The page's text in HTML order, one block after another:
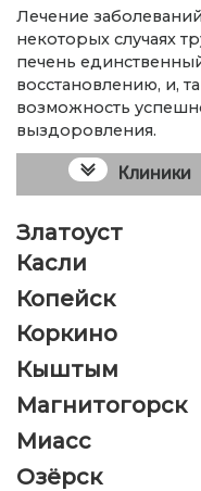
Лечение
некоторых случаях
печень
восстановлению, и,
возможность
выздоровления.
Клиники
Златоуст
Касли
Копейск
Коркино
Кыштым
Магнитогорск
Миасс
Озёрск